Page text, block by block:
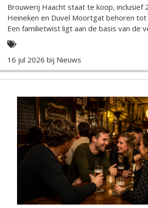
Brouwerij Haacht staat te koop, inclusief
Heineken en Duvel Moortgat behoren tot
Een familietwist ligt aan de basis van de
16 jul 2026 bij Nieuws